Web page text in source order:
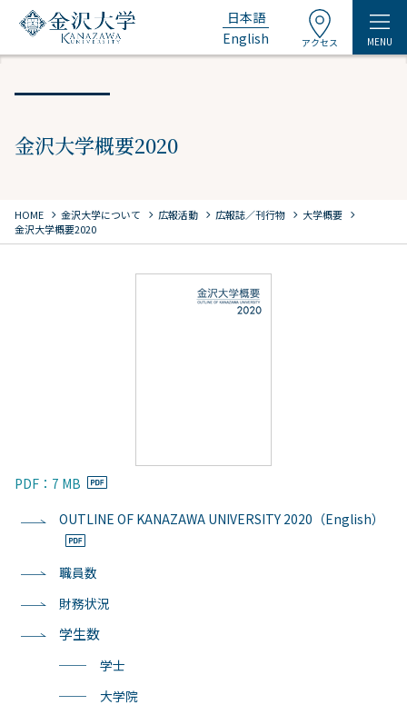
日本語
English
アクセス MENU
金沢大学概要2020
HOME chevron_right 金沢大学について chevron_right 広報活動 chevron_right 広報誌／刊行物 chevron_right 大学概要 chevron_right
金沢大学概要2020
PDF：7 MB
OUTLINE OF KANAZAWA UNIVERSITY 2020（English）
職員数
財務状況
学生数
── 学士
── 大学院